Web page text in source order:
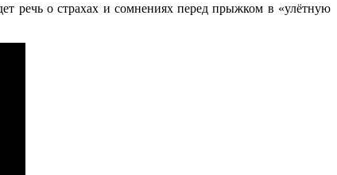
речь о страхах и сомнениях перед прыжком в «улётную